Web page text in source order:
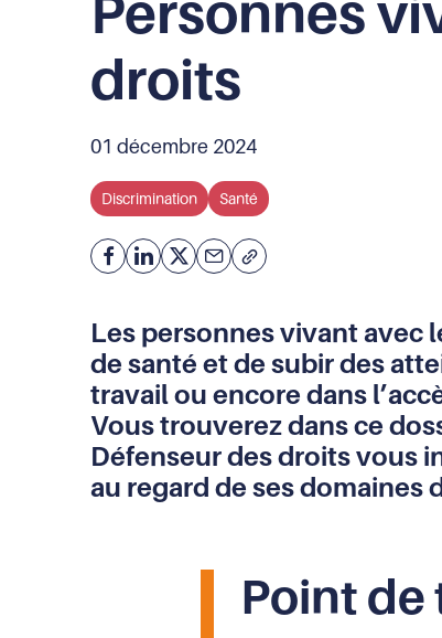
Personnes
droits
01 décembre 2024
Discrimination Santé
Facebook
Partager
Partager
Courriel
Copier
la
page
(URL)
dans
presse-
papier
Les personnes vivant avec
de santé et de subir des
travail ou encore dans
Vous trouverez dans ce
Défenseur des droits vous
au regard de ses
Point